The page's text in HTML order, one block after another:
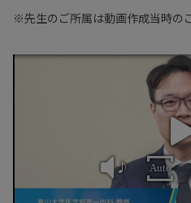
※先生のご所属は動画作成当時の